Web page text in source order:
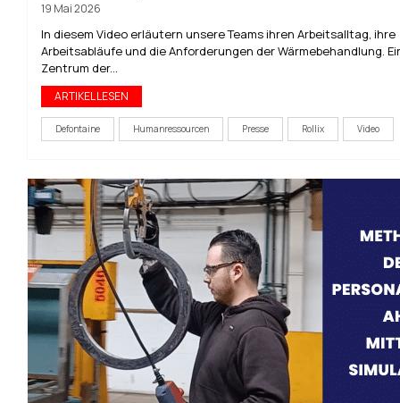
19 Mai 2026
In diesem Video erläutern unsere Teams ihren Arbeitsalltag, ihre
Arbeitsabläufe und die Anforderungen der Wärmebehandlung.
Zentrum der...
ARTIKEL LESEN
Defontaine Humanressourcen Presse Rollix Video